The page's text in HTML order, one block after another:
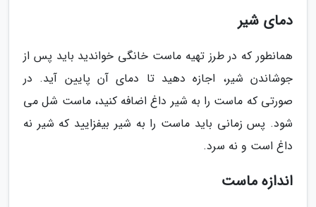
دمای شیر
همانطور که در طرز تهیه ماست خانگی خواندید باید پس از
جوشاندن شیر، اجازه دهید تا دمای آن پایین آید. در
صورتی که ماست را به شیر داغ اضافه کنید، ماست شل می
شود. پس زمانی باید ماست را به شیر بیفزایید که شیر نه
داغ است و نه سرد.
اندازه ماست